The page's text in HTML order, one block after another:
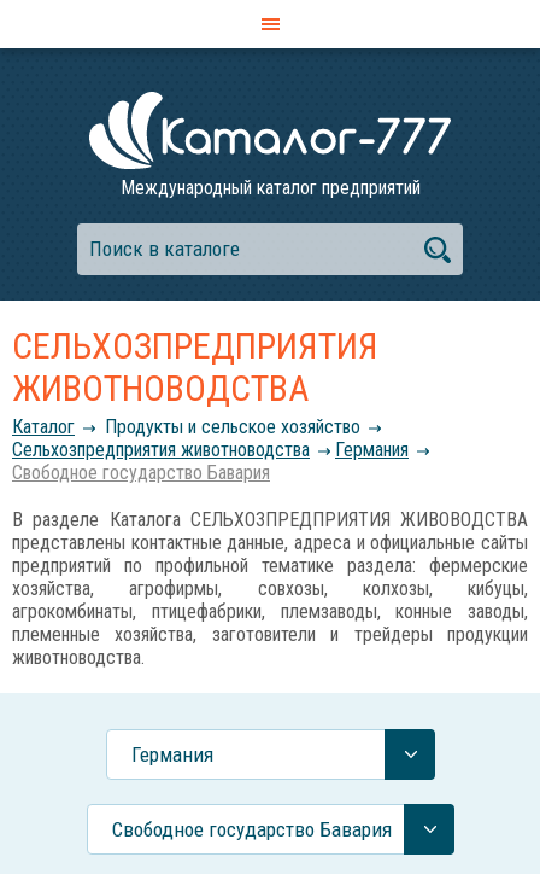
Международный каталог предприятий
СЕЛЬХОЗПРЕДПРИЯТИЯ
ЖИВОТНОВОДСТВА
Каталог
Продукты и сельское хозяйство
Сельхозпредприятия животноводства
Германия
Свободное государство Бавария
В разделе Каталога СЕЛЬХОЗПРЕДПРИЯТИЯ ЖИВОВОДСТВА
представлены контактные данные, адреса и официальные сайты
предприятий по профильной тематике раздела: фермерские
хозяйства, агрофирмы, совхозы, колхозы, кибуцы,
агрокомбинаты, птицефабрики, племзаводы, конные заводы,
племенные хозяйства, заготовители и трейдеры продукции
животноводства.
Германия
Свободное государство Бавария